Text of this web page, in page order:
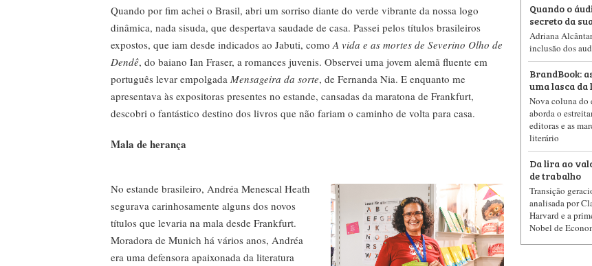
Quando por fim achei o Brasil, abri um sorriso diante do verde vibrante da nossa logo
dinâmica, nada sisuda, que despertava saudade de casa. Passei pelos títulos brasileiros
expostos, que iam desde indicados ao Jabuti, comoA vida e as mortes de Severino Olho de
Dendê, do baiano Ian Fraser, a romances juvenis. Observei uma jovem alemã fluente em
português levar empolgada Mensageira da sorte, de Fernanda Nia. E enquanto me
apresentava às expositoras presentes no estande, cansadas da maratona de Frankfurt,
descobri o fantástico destino dos livros que não fariam o caminho de volta para casa.
Mala de herança
No estande brasileiro, Andréa Menescal Heath
segurava carinhosamente alguns dos novos
títulos que levaria na mala desde Frankfurt.
Moradora de Munich há vários anos, Andréa
era uma defensora apaixonada da literatura
Quando o
secreto da
Adriana
inclusão dos
BrandBook:
uma lasca
Nova coluna do
aborda o
editoras e as
literário
Da lira ao
de trabalho
Transição
analisada por
Harvard e a
Nobel de